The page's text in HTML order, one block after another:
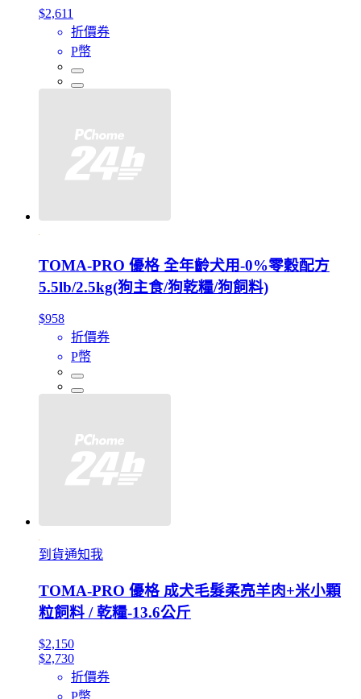
$2,611
折價券
P幣
TOMA-PRO 優格 全年齡犬用-0%零穀配方
5.5lb/2.5kg(狗主食/狗乾糧/狗飼料)
$958
折價券
P幣
到貨通知我
TOMA-PRO 優格 成犬毛髮柔亮羊肉+米小顆
粒飼料 / 乾糧-13.6公斤
$2,150
$2,730
折價券
P幣